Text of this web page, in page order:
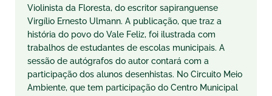
Violinista da Floresta, do escritor sapiranguense
Virgílio Ernesto Ulmann. A publicação, que traz a
história do povo do Vale Feliz, foi ilustrada com
trabalhos de estudantes de escolas municipais. A
sessão de autógrafos do autor contará com a
participação dos alunos desenhistas. No Circuito Meio
Ambiente, que tem participação do Centro Municipal